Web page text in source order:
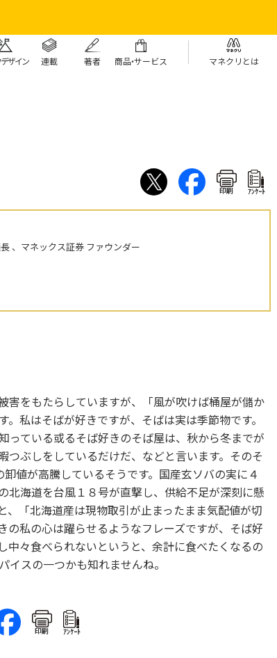
ザイン 連載 著者 商品・サービス マネクリとは
印刷 ｱﾝｹｰﾄ
、マネックス証券 ファウンダー
害をもたらしていますが、「風が吹けば桶屋が儲か
私はそばが好きですが、そばは実は季節物です。
っている或るそば好きのそば屋は、秋から冬までが
ぶしをしているだけだ、などと言います。そのそ
値が高騰しているそうです。国産玄ソバの実に４
北海道を台風１８号が直撃し、供給不足が深刻に懸
「北海道産は現物取引が止まったまま気配値が切
の私の心は躍らせるようなフレーズですが、そば好
中々食べられないというと、余計に食べたくなるの
スの一つかも知れませんね。
印刷 ｱﾝｹｰﾄ